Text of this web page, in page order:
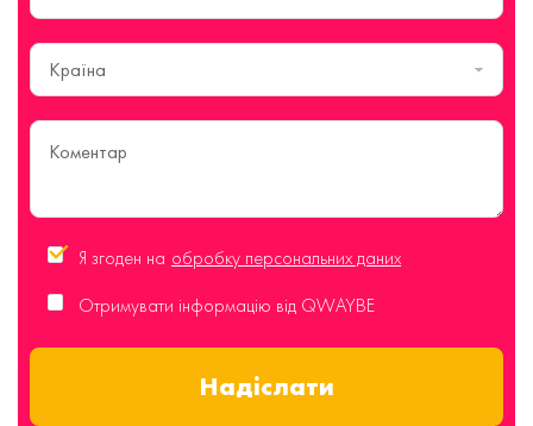
Країна
Я згоден на обробку персональних даних
Отримувати інформацію від QWAYBE
Надіслати